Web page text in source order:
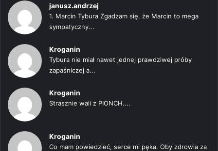
janusz.andrzej
1. Marcin Tybura Zgadzam się, że Marcin to mega
sympatyczny...
Kroganin
Tybura nie miał nawet jednej prawdziwej próby
zapaśniczej a...
Kroganin
Strasznie wali z PIONCH....
Kroganin
Co mam powiedzieć, serce mi pęka. Oby zdrowia za